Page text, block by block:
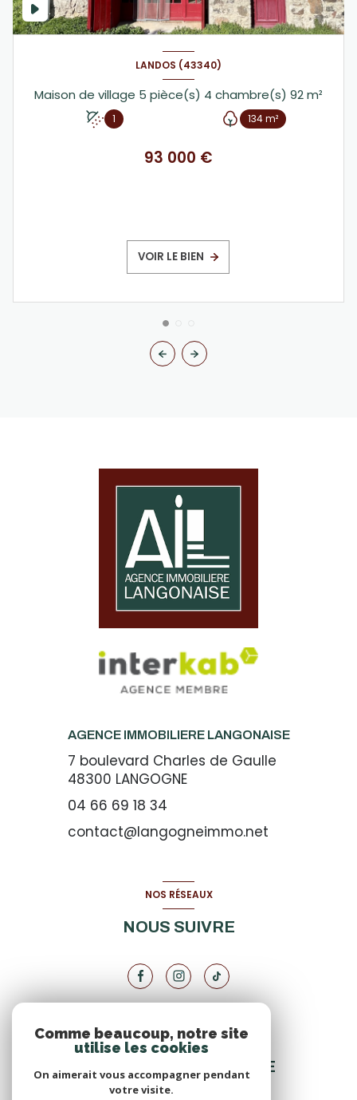
LANDOS (43340)
Maison de village 5 pièce(s) 4 chambre(s) 92 m²
1 134 m²
93 000 €
VOIR LE BIEN
AGENCE IMMOBILIERE LANGONAISE
7 boulevard Charles de Gaulle
48300 LANGOGNE
04 66 69 18 34
contact@langogneimmo.net
NOS RÉSEAUX
NOUS SUIVRE
VOTRE ESPACE
ESPACE PROPRIÉTAIRE
Comme beaucoup, notre site
utilise les cookies
On aimerait vous accompagner pendant
votre visite.